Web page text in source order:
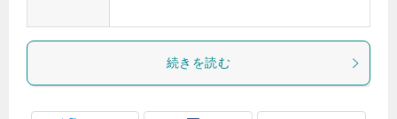
続きを読む